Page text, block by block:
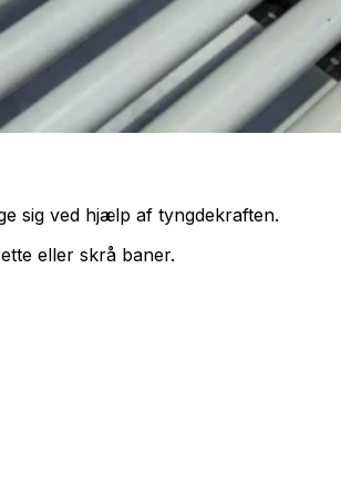
sig ved hjælp af tyngdekraften.
eller skrå baner.